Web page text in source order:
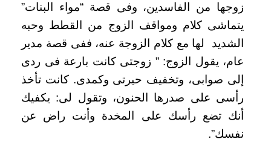
زوجها من الفاسدين، وفى قصة “مواء البنات”
يتماشى كلام ومواقف الزوج من القطط وحبه
الشديد لها مع كلام الزوجة عنه، ففى قصة مدير
عام، يقول الزوج: ” زوجتى كانت بارعة فى ردى
إلى صوابى، وتخفيف حيرتى وكمدى. كانت تأخذ
رأسى على صدرها الحنون، وتقول لى: يكفيك
أنك تضع رأسك على المخدة وأنت راض عن
نفسك”.